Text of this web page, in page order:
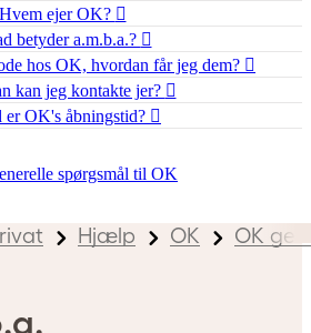
Hvem ejer OK?
betyder a.m.b.a.?
hos OK, hvordan får jeg dem?
kan jeg kontakte jer?
er OK's åbningstid?
spørgsmål til OK
Hjælp OK OK